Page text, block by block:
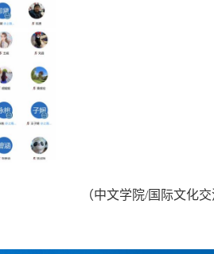
（中文学院/国际文化